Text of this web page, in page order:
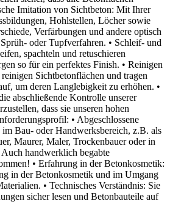
Imitation von Sichtbeton: Mit Ihrer
Hohlstellen, Löcher sowie
Verfärbungen und andere optisch
oder Tupfverfahren. • Schleif- und
spachteln und retuschieren
so für ein perfektes Finish. • Reinigen
Sichtbetonflächen und tragen
um deren Langlebigkeit zu erhöhen. •
abschließende Kontrolle unserer
dass sie unseren hohen
• Abgeschlossene
Bau- oder Handwerksbereich, z.B. als
Maurer, Maler, Trockenbauer oder in
handwerklich begabte
• Erfahrung in der Betonkosmetik:
in der Betonkosmetik und im Umgang
• Technisches Verständnis: Sie
sicher lesen und Betonbauteile auf